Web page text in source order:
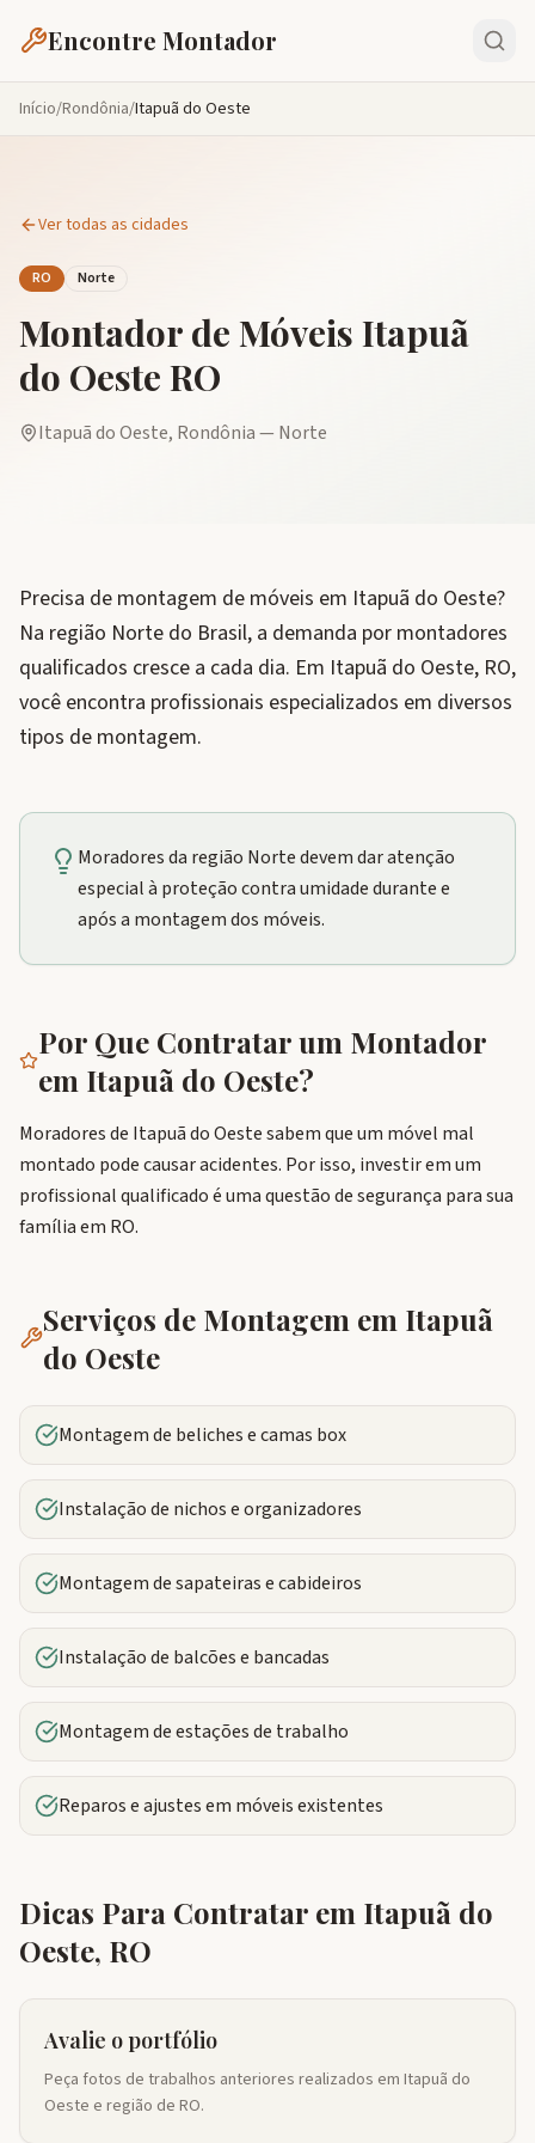
Encontre Montador
Início/Rondônia/Itapuã do Oeste
Ver todas as cidades
RO Norte
Montador de Móveis Itapuã
do Oeste RO
Itapuã do Oeste, Rondônia— Norte
Precisa de montagem de móveis em Itapuã do Oeste?
Na região Norte do Brasil, a demanda por montadores
qualificados cresce a cada dia. Em Itapuã do Oeste, RO,
você encontra profissionais especializados em diversos
tipos de montagem.
Moradores da região Norte devem dar atenção
especial à proteção contra umidade durante e
após a montagem dos móveis.
Por Que Contratar um Montador
em Itapuã do Oeste?
Moradores de Itapuã do Oeste sabem que um móvel mal
montado pode causar acidentes. Por isso, investir em um
profissional qualificado é uma questão de segurança para sua
família em RO.
Serviços de Montagem em Itapuã
do Oeste
Montagem de beliches e camas box
Instalação de nichos e organizadores
Montagem de sapateiras e cabideiros
Instalação de balcões e bancadas
Montagem de estações de trabalho
Reparos e ajustes em móveis existentes
Dicas Para Contratar em Itapuã do
Oeste, RO
Avalie o portfólio
Peça fotos de trabalhos anteriores realizados em Itapuã do
Oeste e região de RO.